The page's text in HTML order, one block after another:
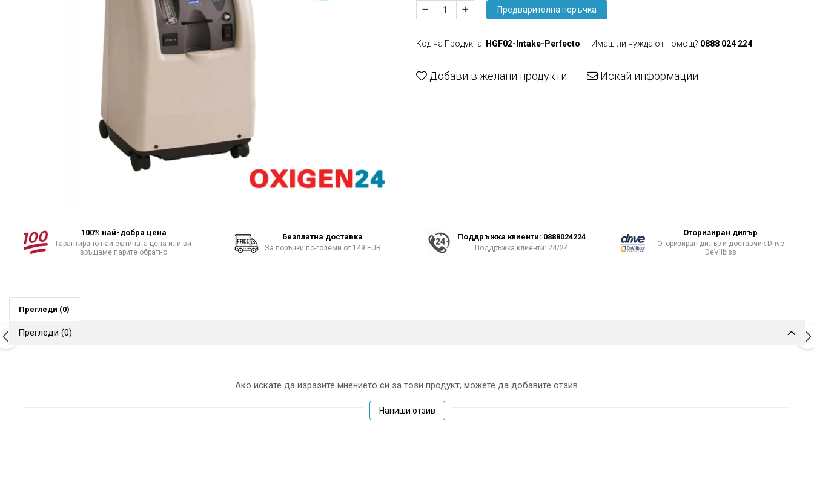
Предварителна поръчка
Код на Продукта: HGF02-Intake-Perfecto Имаш ли нужда от помощ? 0888 024 224
Добави в желани продукти Искай информации
100% най-добра цена
Гарантирано най-ефтината цена или ви
връщаме парите обратно
Безплатна доставка
За поръчки по-големи от 149 EUR
Поддръжка клиенти: 0888024224
Поддръжка клиенти: 24/24
Оторизиран дилър
Оторизиран дилър и доставчик Drive
DeVilbiss
Прегледи (0)
Прегледи (0)
Ако искате да изразите мнението си за този продукт, можете да добавите отзив.
Напиши отзив